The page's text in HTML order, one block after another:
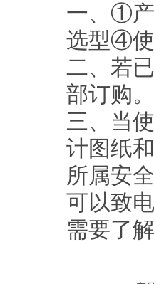
一、①
选型④
二、若
部订购。
三、当
计图纸
所属安
可以致
需要了